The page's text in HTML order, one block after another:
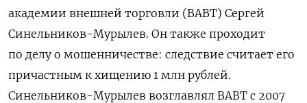
академии внешней торговли (ВАВТ) Сергей
Синельников-Мурылев. Он также проходит
по делу о мошенничестве: следствие считает его
причастным к хищению 1 млн рублей.
Синельников-Мурылев возглавлял ВАВТ с 2007